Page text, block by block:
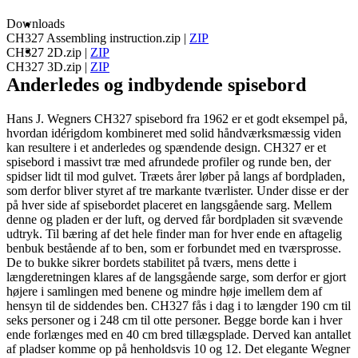
Downloads
CH327 Assembling instruction.zip | ZIP
CH327 2D.zip | ZIP
CH327 3D.zip | ZIP
Anderledes og indbydende spisebord
Hans J. Wegners CH327 spisebord fra 1962 er et godt eksempel på,
hvordan idérigdom kombineret med solid håndværksmæssig viden
kan resultere i et anderledes og spændende design. CH327 er et
spisebord i massivt træ med afrundede profiler og runde ben, der
spidser lidt til mod gulvet. Træets årer løber på langs af bordpladen,
som derfor bliver styret af tre markante tværlister. Under disse er der
på hver side af spisebordet placeret en langsgående sarg. Mellem
denne og pladen er der luft, og derved får bordpladen sit svævende
udtryk. Til bæring af det hele finder man for hver ende en aftagelig
benbuk bestående af to ben, som er forbundet med en tværsprosse.
De to bukke sikrer bordets stabilitet på tværs, mens dette i
længderetningen klares af de langsgående sarge, som derfor er gjort
højere i samlingen med benene og mindre høje imellem dem af
hensyn til de siddendes ben. CH327 fås i dag i to længder 190 cm til
seks personer og i 248 cm til otte personer. Begge borde kan i hver
ende forlænges med en 40 cm bred tillægsplade. Derved kan antallet
af pladser komme op på henholdsvis 10 og 12. Det elegante Wegner